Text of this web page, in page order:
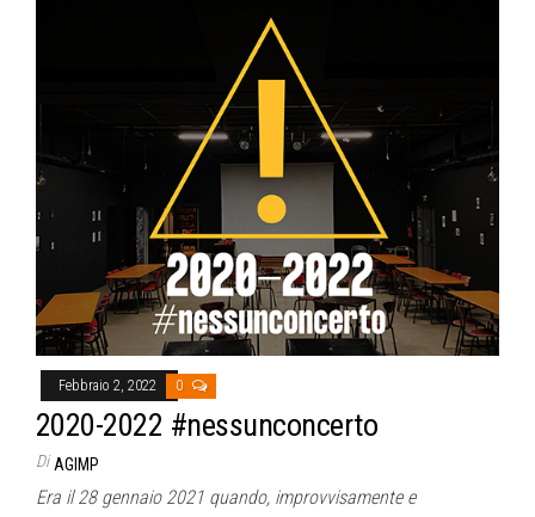
Febbraio 2, 2022 0
2020-2022 #nessunconcerto
Di AGIMP
Era il 28 gennaio 2021 quando, improvvisamente e